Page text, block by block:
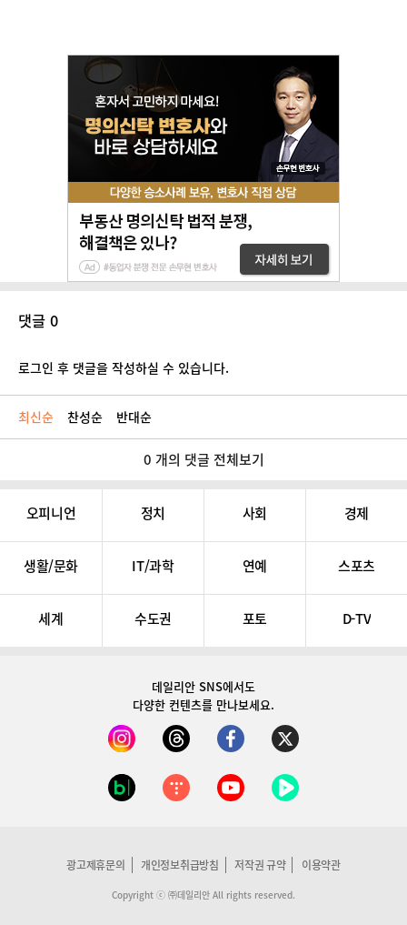
댓글 0
로그인 후 댓글을 작성하실 수 있습니다.
최신순 찬성순 반대순
0 개의 댓글 전체보기
오피니언 정치 사회 경제
생활/문화 IT/과학 연예 스포츠
세계 수도권 포토 D-TV
데일리안 SNS에서도
다양한 컨텐츠를 만나보세요.
광고제휴문의 개인정보취급방침 저작권 규약 이용약관
Copyright ⓒ ㈜데일리안 All rights reserved.